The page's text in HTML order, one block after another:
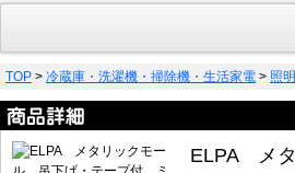
TOP > 冷蔵庫・洗濯機・掃除機・生活家電 > 照
ELPA メ